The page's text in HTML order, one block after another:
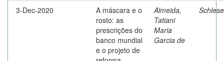
3-Dec-2020
A máscara e o
rosto: as
prescrições do
banco mundial
e o projeto de
Almeida,
Tatiani
Maria
Garcia de